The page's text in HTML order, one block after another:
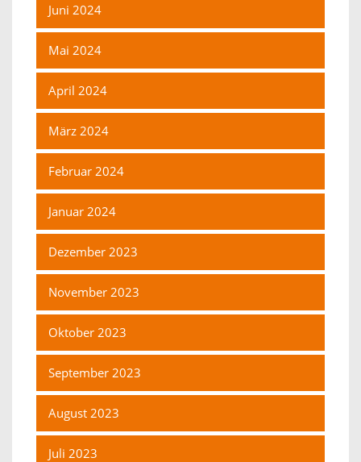
Juni 2024
Mai 2024
April 2024
März 2024
Februar 2024
Januar 2024
Dezember 2023
November 2023
Oktober 2023
September 2023
August 2023
Juli 2023